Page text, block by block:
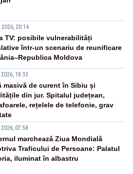
2026, 20:14
TV: posibile vulnerabilități
într-un scenariu de reunificare
Moldova
18:33
masivă de curent în Sibiu și
din jur. Spitalul județean,
rețelele de telefonie, grav
07:58
marchează Ziua Mondială
Traficului de Persoane: Palatul
iluminat în albastru